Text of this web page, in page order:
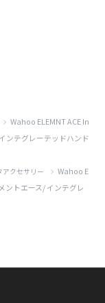
Wahoo ELEMNT ACE In
テグレーテッドハンド
アクセサリー
Wahoo E
トエース/ インテグレ